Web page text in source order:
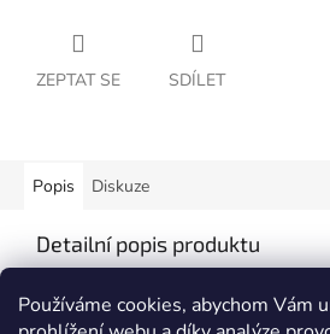
Používáme cookies, abychom Vám
ZEPTAT SE SDÍLET
Popis Diskuze
Detailní popis produktu